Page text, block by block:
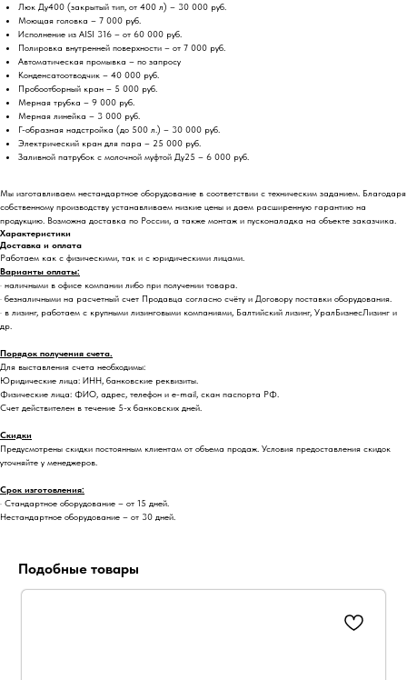
Люк Ду400 (закрытый тип, от 400 л) – 30 000 руб.
Моющая головка – 7 000 руб.
Исполнение из AISI 316 – от 60 000 руб.
Полировка внутренней поверхности – от 7 000 руб.
Автоматическая промывка – по запросу
Конденсатоотводчик – 40 000 руб.
Пробоотборный кран – 5 000 руб.
Мерная трубка – 9 000 руб.
Мерная линейка – 3 000 руб.
Г-образная надстройка (до 500 л.) – 30 000 руб.
Электрический кран для пара – 25 000 руб.
Заливной патрубок с молочной муфтой Ду25 – 6 000 руб.
Мы изготавливаем нестандартное оборудование в соответствии с техническим заданием. Благодаря
собственному производству устанавливаем низкие цены и даем расширенную гарантию на
продукцию. Возможна доставка по России, а также монтаж и пусконаладка на объекте заказчика.
Характеристики
Доставка и оплата
Работаем как с физическими, так и с юридическими лицами.
Варианты оплаты:
· наличными в офисе компании либо при получении товара.
· безналичными на расчетный счет Продавца согласно счёту и Договору поставки оборудования.
· в лизинг, работаем с крупными лизинговыми компаниями, Балтийский лизинг, УралБизнесЛизинг и
др.
Порядок получения счета.
Для выставления счета необходимы:
Юридические лица: ИНН, банковские реквизиты.
Физические лица: ФИО, адрес, телефон и e-mail, скан паспорта РФ.
Счет действителен в течение 5-х банковских дней.
Скидки
Предусмотрены скидки постоянным клиентам от объема продаж. Условия предоставления скидок
уточняйте у менеджеров.
Срок изготовления:
· Стандартное оборудование – от 15 дней.
Нестандартное оборудование – от 30 дней.
Подобные товары